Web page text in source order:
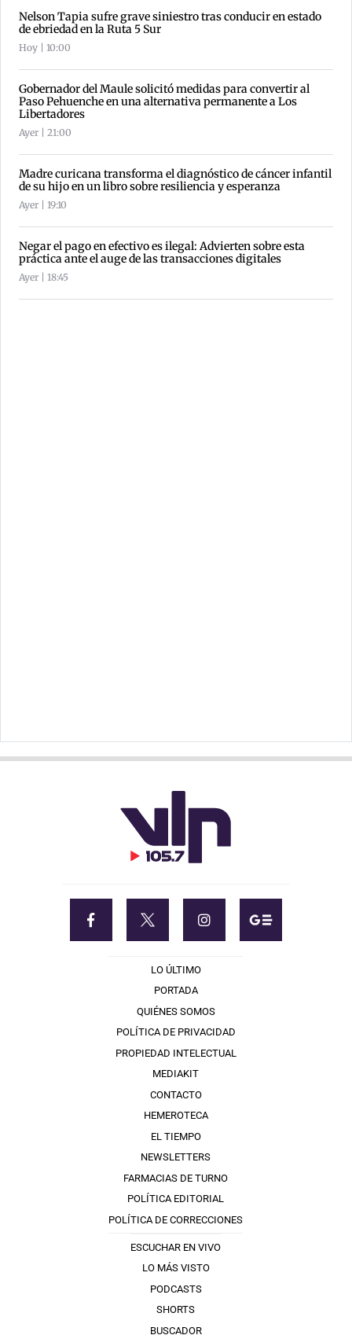
Nelson Tapia sufre grave siniestro tras conducir en estado
de ebriedad en la Ruta 5 Sur
Hoy | 10:00
Gobernador del Maule solicitó medidas para convertir al
Paso Pehuenche en una alternativa permanente a Los
Libertadores
Ayer | 21:00
Madre curicana transforma el diagnóstico de cáncer infantil
de su hijo en un libro sobre resiliencia y esperanza
Ayer | 19:10
Negar el pago en efectivo es ilegal: Advierten sobre esta
práctica ante el auge de las transacciones digitales
Ayer | 18:45
LO ÚLTIMO
PORTADA
QUIÉNES SOMOS
POLÍTICA DE PRIVACIDAD
PROPIEDAD INTELECTUAL
MEDIAKIT
CONTACTO
HEMEROTECA
EL TIEMPO
NEWSLETTERS
FARMACIAS DE TURNO
POLÍTICA EDITORIAL
POLÍTICA DE CORRECCIONES
ESCUCHAR EN VIVO
LO MÁS VISTO
PODCASTS
SHORTS
BUSCADOR